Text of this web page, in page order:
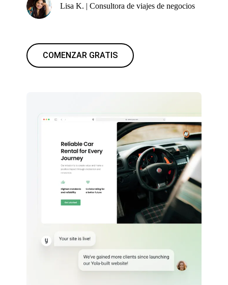
Lisa K. | Consultora de viajes de negocios
COMENZAR GRATIS